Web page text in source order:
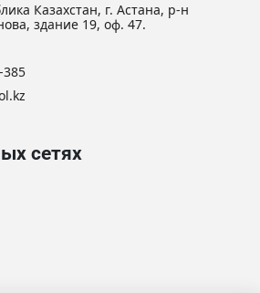
Казахстан, г. Астана, р-н
здание 19, оф. 47.
385
сетях